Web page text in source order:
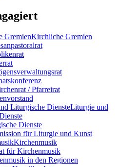
Kirchliche Gremien
/ Pfarreirat
Liturgie und
Dienste
für Liturgie und Kunst
Kirchenmusik
für Kirchenmusik
in den Regionen